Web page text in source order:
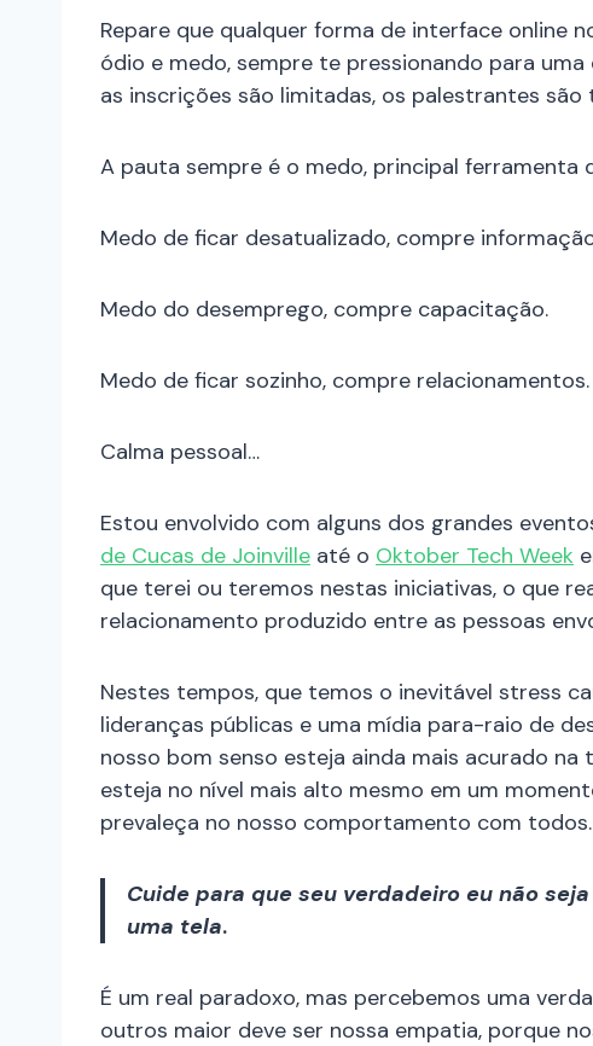
Repare que qualquer forma de interface online
ódio e medo, sempre te pressionando para
as inscrições são limitadas, os palestrantes
A pauta sempre é o medo, principal
Medo de ficar desatualizado, compre
Medo do desemprego, compre capacitação.
Medo de ficar sozinho, compre relacionamentos.
Calma pessoal…
Estou envolvido com alguns dos grandes
de Cucas de Joinville até o Oktober Tech Week
que terei ou teremos nestas iniciativas, o que
relacionamento produzido entre as pessoas
Nestes tempos, que temos o inevitável stress
lideranças públicas e uma mídia para-raio de
nosso bom senso esteja ainda mais acurado
esteja no nível mais alto mesmo em um
prevaleça no nosso comportamento com todos.
Cuide para que seu verdadeiro eu não
uma tela.
É um real paradoxo, mas percebemos uma
outros maior deve ser nossa empatia, porque